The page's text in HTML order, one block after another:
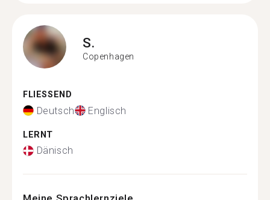
S.
Copenhagen
FLIESSEND
Deutsch Englisch
LERNT
Dänisch